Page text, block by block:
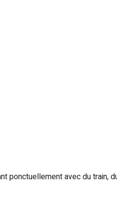
ponctuellement avec du train,